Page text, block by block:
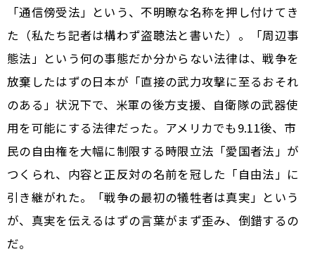
「通信傍受法」という、不明瞭な名称を押し付けてき
た（私たち記者は構わず盗聴法と書いた）。「周辺事
態法」という何の事態だか分からない法律は、戦争を
放棄したはずの日本が「直接の武力攻撃に至るおそれ
のある」状況下で、米軍の後方支援、自衛隊の武器使
用を可能にする法律だった。アメリカでも9.11後、市
民の自由権を大幅に制限する時限立法「愛国者法」が
つくられ、内容と正反対の名前を冠した「自由法」に
引き継がれた。「戦争の最初の犠牲者は真実」という
が、真実を伝えるはずの言葉がまず歪み、倒錯するの
だ。